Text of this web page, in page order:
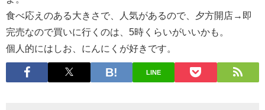
食べ応えのある大きさで、人気があるので、夕方開店→即
完売なので買いに行くのは、5時くらいがいいかも。
個人的にはしお、にんにくが好きです。
LINE